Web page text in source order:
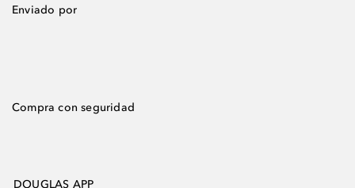
Enviado por
Compra con seguridad
DOUGLAS APP